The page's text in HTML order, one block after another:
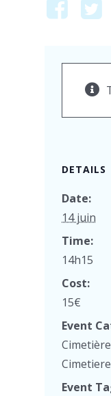
DETAILS
Date:
14 juin
Time:
14h15
Cost:
15€
Event
Event